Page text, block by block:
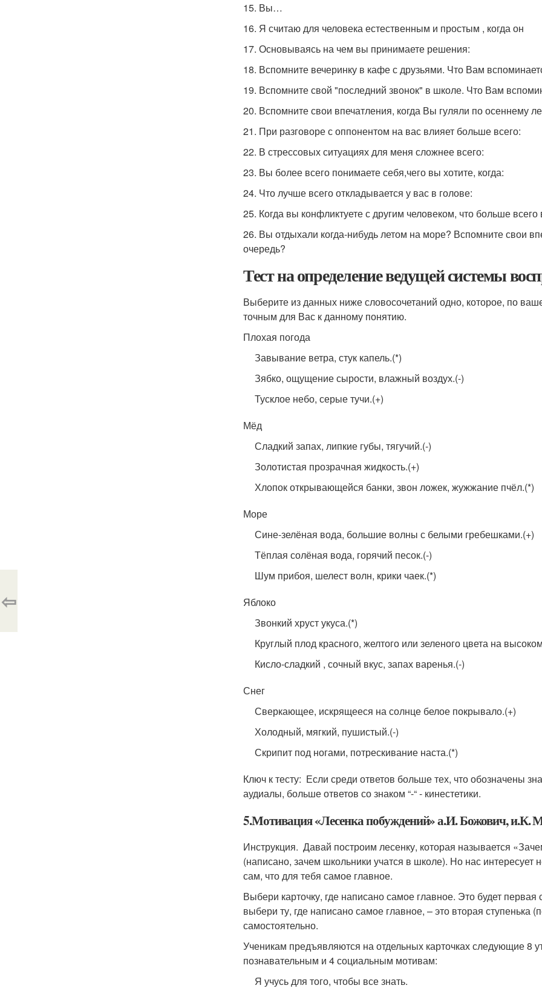
15. Вы…
16. Я считаю для человека естественным и простым , когда он
17. Основываясь на чем вы принимаете решения:
18. Вспомните вечеринку в кафе с друзьями. Что Вам
19. Вспомните свой "последний звонок" в школе. Что Вам
20. Вспомните свои впечатления, когда Вы гуляли по осеннему
21. При разговоре с оппонентом на вас влияет больше всего:
22. В стрессовых ситуациях для меня сложнее всего:
23. Вы более всего понимаете себя,чего вы хотите, когда:
24. Что лучше всего откладывается у вас в голове:
25. Когда вы конфликтуете с другим человеком, что больше всего
26. Вы отдыхали когда-нибудь летом на море? Вспомните свои
очередь?
Тест на определение ведущей системы
Выберите из данных ниже словосочетаний одно, которое, по
точным для Вас к данному понятию.
Плохая погода
Завывание ветра, стук капель.(*)
Зябко, ощущение сырости, влажный воздух.(-)
Тусклое небо, серые тучи.(+)
Мёд
Сладкий запах, липкие губы, тягучий.(-)
Золотистая прозрачная жидкость.(+)
Хлопок открывающейся банки, звон ложек, жужжание пчёл.(*)
Море
Сине-зелёная вода, большие волны с белыми гребешками.(+)
Тёплая солёная вода, горячий песок.(-)
Шум прибоя, шелест волн, крики чаек.(*)
Яблоко
Звонкий хруст укуса.(*)
Круглый плод красного, желтого или зеленого цвета на
Кисло-сладкий , сочный вкус, запах варенья.(-)
Снег
Сверкающее, искрящееся на солнце белое покрывало.(+)
Холодный, мягкий, пушистый.(-)
Скрипит под ногами, потрескивание наста.(*)
Ключ к тесту: Если среди ответов больше тех, что обозначены
аудиалы, больше ответов со знаком “-“ - кинестетики.
5.Мотивация «Лесенка побуждений» а.И. Божович, и.К.
Инструкция. Давай построим лесенку, которая называется
(написано, зачем школьники учатся в школе). Но нас интересует
сам, что для тебя самое главное.
Выбери карточку, где написано самое главное. Это будет первая
выбери ту, где написано самое главное, – это вторая
самостоятельно.
Ученикам предъявляются на отдельных карточках следующие 8
познавательным и 4 социальным мотивам:
Я учусь для того, чтобы все знать.
⇦